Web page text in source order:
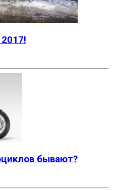
бывают?